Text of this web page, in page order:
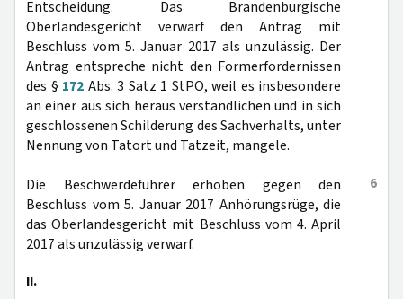
Entscheidung. Das Brandenburgische
Oberlandesgericht verwarf den Antrag mit
Beschluss vom 5. Januar 2017 als unzulässig. Der
Antrag entspreche nicht den Formerfordernissen
des § 172 Abs. 3 Satz 1 StPO, weil es insbesondere
an einer aus sich heraus verständlichen und in sich
geschlossenen Schilderung des Sachverhalts, unter
Nennung von Tatort und Tatzeit, mangele.
6
Die Beschwerdeführer erhoben gegen den
Beschluss vom 5. Januar 2017 Anhörungsrüge, die
das Oberlandesgericht mit Beschluss vom 4. April
2017 als unzulässig verwarf.
II.